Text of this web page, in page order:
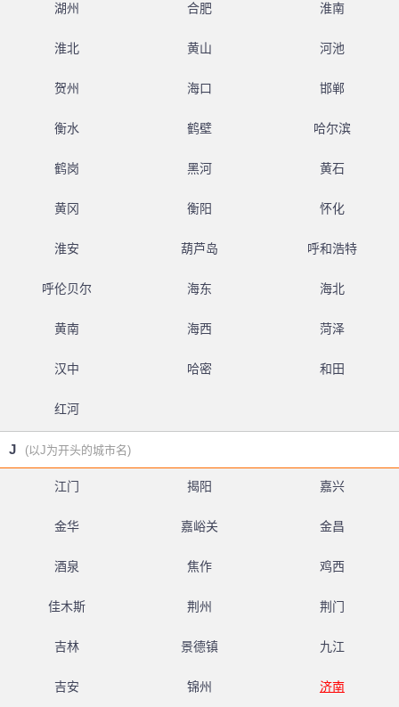
湖州 合肥 淮南
淮北 黄山 河池
贺州 海口 邯郸
衡水 鹤壁 哈尔滨
鹤岗 黑河 黄石
黄冈 衡阳 怀化
淮安 葫芦岛 呼和浩特
呼伦贝尔 海东 海北
黄南 海西 菏泽
汉中 哈密 和田
红河
J (以J为开头的城市名)
江门 揭阳 嘉兴
金华 嘉峪关 金昌
酒泉 焦作 鸡西
佳木斯 荆州 荆门
吉林 景德镇 九江
吉安 锦州 济南